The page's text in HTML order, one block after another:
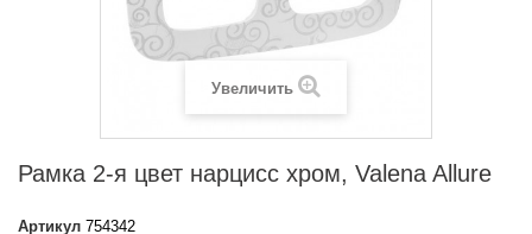
Увеличить
Рамка 2-я цвет нарцисс хром, Valena Allure
Артикул 754342